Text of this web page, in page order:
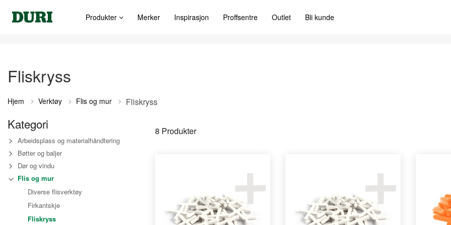
Produkter Merker Inspirasjon Proffsentre Outlet Bli kunde
Fliskryss
Hjem Verktøy Flis og mur Fliskryss
8 Produkter
Kategori
Arbeidsplass og materialhåndtering
Bøtter og baljer
Dør og vindu
Flis og mur
Diverse flisverktøy
Firkantskje
Fliskryss